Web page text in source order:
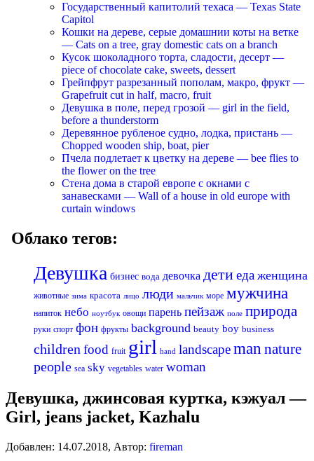
Государственный капитолий техаса — Texas State
Capitol
Кошки на дереве, серые домашнии коты на ветке
— Cats on a tree, gray domestic cats on a branch
Кусок шоколадного торта, сладости, десерт —
piece of chocolate cake, sweets, dessert
Грейпфрут разрезанный пополам, макро, фрукт —
Grapefruit cut in half, macro, fruit
Девушка в поле, перед грозой — girl in the field,
before a thunderstorm
Деревянное рубленое судно, лодка, пристань —
Chopped wooden ship, boat, pier
Пчела подлетает к цветку на дереве — bee flies to
the flower on the tree
Стена дома в старой европе с окнами с
занавесками — Wall of a house in old europe with
curtain windows
Облако тегов:
Девушка бизнес вода девочка детиеда женщина
животные зима красота лицо люди мальчик море мужчина
напиток небо ноутбук овощи парень пейзаж поле природа
руки спорт фон фрукты background beauty boy business
childrenfood fruit girl hand landscapeman nature
people sea sky vegetables water woman
Девушка, джинсовая куртка, кэжуал —
Girl, jeans jacket, Kazhalu
Добавлен: 14.07.2018, Автор: fireman